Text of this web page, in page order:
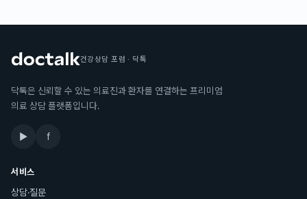
건강상담 포럼 · 닥톡
닥톡은 신뢰할 수 있는 의료진과 환자를 연결하는 프리미엄
의료 상담 플랫폼입니다.
▶ f
서비스
상담·질문